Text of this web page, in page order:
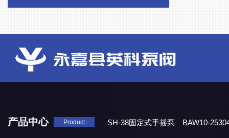
产品中心 Product SH-38固定式手摇泵
BAW10-